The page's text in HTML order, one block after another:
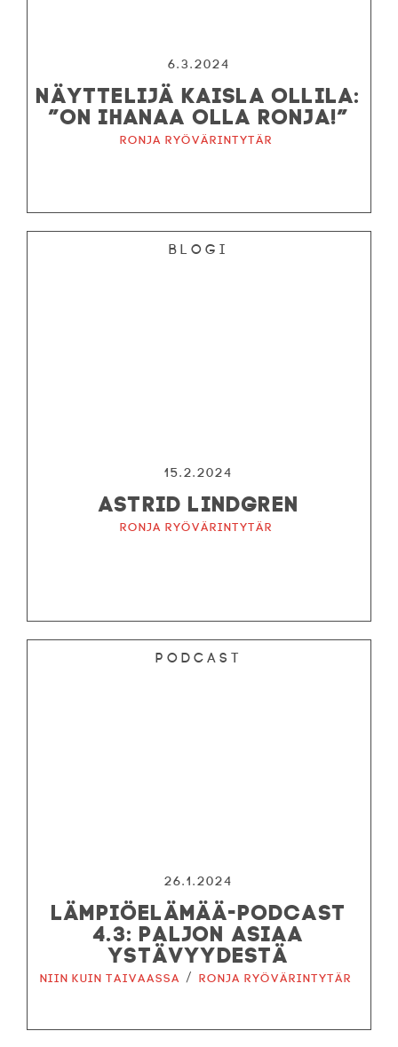
6.3.2024
NÄYTTELIJÄ KAISLA OLLILA:
”ON IHANAA OLLA RONJA!”
Ronja ryövärintytär
Blogi
15.2.2024
ASTRID LINDGREN
Ronja ryövärintytär
Podcast
26.1.2024
LÄMPIÖELÄMÄÄ-PODCAST
4.3: PALJON ASIAA
YSTÄVYYDESTÄ
Niin kuin taivaassa /Ronja ryövärintytär